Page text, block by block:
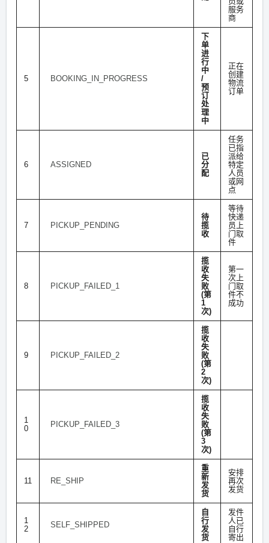
服务
商
5 BOOKING_IN_PROGRESS
下
单
进
行
中
/
预
订
处
理
中
正在
创建
物流
订单
6 ASSIGNED
已
分
配
任务
已指
派给
特定
人员
或网
点
7 PICKUP_PENDING
待
揽
收
等待
快递
员上
门取
件
8 PICKUP_FAILED_1
揽
收
失
败
(第
1
次)
第一
次上
门取
件不
成功
9 PICKUP_FAILED_2
揽
收
失
败
(第
2
次)
1
0
PICKUP_FAILED_3
揽
收
失
败
(第
3
次)
11 RE_SHIP
重
新
发
货
安排
再次
发货
1
2
SELF_SHIPPED
自
行
发
货
发件
人已
自行
寄出